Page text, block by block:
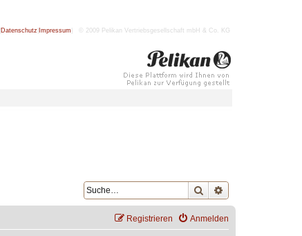
Datenschutz Impressum | © 2009 Pelikan Vertriebsgesellschaft mbH & Co. KG
Suche
Anmelden
Registrieren